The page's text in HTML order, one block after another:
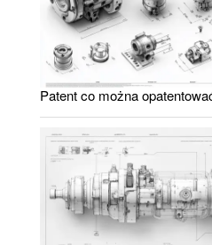
Patent co można